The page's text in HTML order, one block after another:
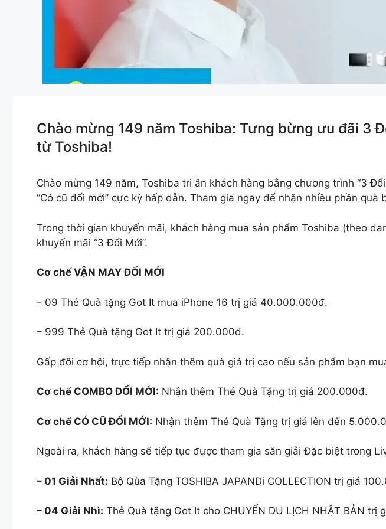
Chào mừng 149 năm Toshiba: Tưng bừng ưu đãi 3
từ Toshiba!
Chào mừng 149 năm, Toshiba tri ân khách hàng bằng chương trình “3
“Có cũ đổi mới” cực kỳ hấp dẫn. Tham gia ngay để nhận nhiều phần quà
Trong thời gian khuyến mãi, khách hàng mua sản phẩm Toshiba (theo
khuyến mãi “3 Đổi Mới”.
Cơ chế VẬN MAY ĐỔI MỚI
– 09 Thẻ Quà tặng Got It mua iPhone 16 trị giá 40.000.000đ.
– 999 Thẻ Quà tặng Got It trị giá 200.000đ.
Gấp đôi cơ hội, trực tiếp nhận thêm quà giá trị cao nếu sản phẩm bạn
Cơ chế COMBO ĐỔI MỚI: Nhận thêm Thẻ Quà Tặng trị giá 200.000đ.
Cơ chế CÓ CŨ ĐỔI MỚI: Nhận thêm Thẻ Quà Tặng trị giá lên đến
Ngoài ra, khách hàng sẽ tiếp tục được tham gia săn giải Đặc biệt trong
– 01 Giải Nhất: Bộ Qùa Tặng TOSHIBA JAPANDi COLLECTION trị giá
– 04 Giải Nhì: Thẻ Quà tặng Got It cho CHUYẾN DU LỊCH NHẬT BẢN trị